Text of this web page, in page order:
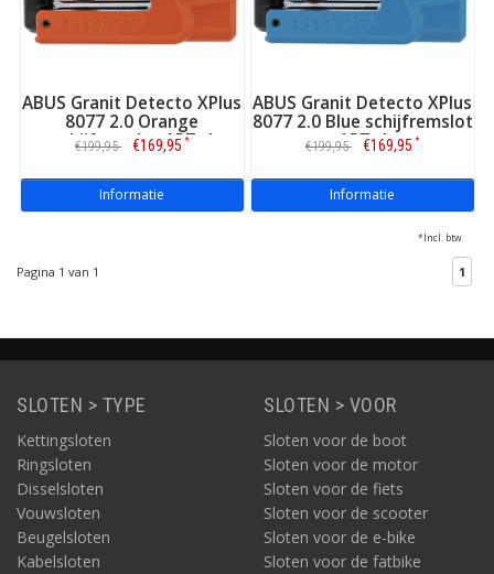
ABUS Granit Detecto XPlus
8077 2.0 Orange
schijfremslot ART-4
€199,95 €169,95 *
Informatie
ABUS Granit Detecto XPlus
8077 2.0 Blue schijfremslot
ART-4
€199,95 €169,95 *
Informatie
*Incl. btw
Pagina 1 van 1 1
SLOTEN > TYPE
Kettingsloten
Ringsloten
Disselsloten
Vouwsloten
Beugelsloten
Kabelsloten
SLOTEN > VOOR
Sloten voor de boot
Sloten voor de motor
Sloten voor de fiets
Sloten voor de scooter
Sloten voor de e-bike
Sloten voor de fatbike